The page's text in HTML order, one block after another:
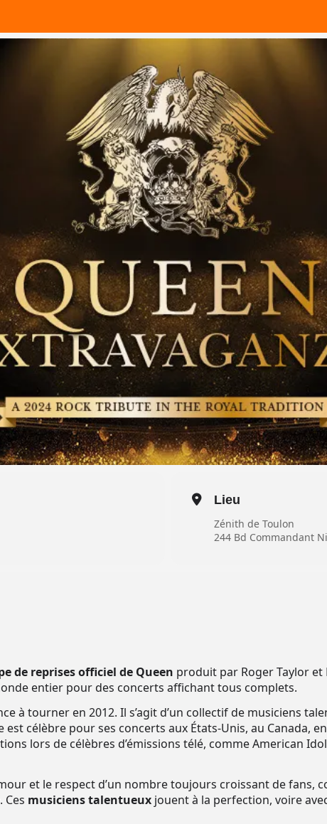
Lieu
Zénith de Toulon
244 Bd Commandant
de reprises officiel de Queen produit par Roger Taylor et
entier pour des concerts affichant tous complets.
à tourner en 2012. Il s’agit d’un collectif de musiciens
est célèbre pour ses concerts aux États-Unis, au Canada,
lors de célèbres d’émissions télé, comme American
et le respect d’un nombre toujours croissant de fans,
Ces musiciens talentueux jouent à la perfection, voire